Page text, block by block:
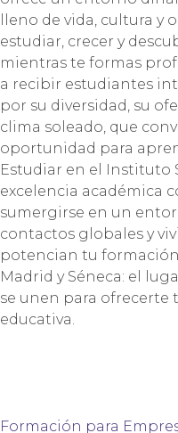
lleno de vida, cultura y
estudiar, crecer y
mientras te formas
a recibir estudiantes
por su diversidad, su
clima soleado, que
oportunidad para
Estudiar en el Instituto
excelencia académica
sumergirse en un
contactos globales y
potencian tu
Madrid y Séneca: el
se unen para ofrecerte
educativa.
Formación para